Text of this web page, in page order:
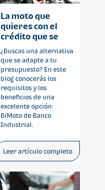
La moto que
quieres con el
crédito que se
adapta a ti
¿Buscas una alternativa
que se adapte a tu
presupuesto? En este
blog conocerás los
requisitos y los
beneficios de una
excelente opción:
BiMoto de Banco
Industrial.
Leer artículo completo